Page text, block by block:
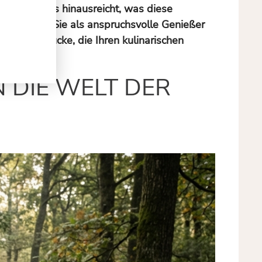
über das hinausreicht, was diese
die Sie als anspruchsvolle Genießer
die Ihren kulinarischen
DIE WELT DER